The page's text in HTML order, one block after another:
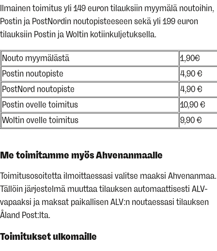
Ilmainen toimitus yli 149 euron tilauksiin myymälä noutoihin,
Postin ja PostNordin noutopisteeseen sekä yli 199 euron
tilauksiin Postin ja Woltin kotiinkuljetuksella.
Nouto myymälästä
1,90€
Postin noutopiste
4,90 €
PostNord noutopiste
4,90 €
Postin ovelle toimitus
10,90 €
Woltin ovelle toimitus
9,90 €
Me toimitamme myös Ahvenanmaalle
Toimitusosoitetta ilmoittaessasi valitse maaksi Ahvenanmaa.
Tällöin järjestelmä muuttaa tilauksen automaattisesti ALV-
vapaaksi ja maksat paikallisen ALV:n noutaessasi tilauksen
Åland Post:lta.
Toimitukset ulkomaille